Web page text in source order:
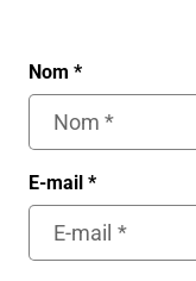
Nom *
E-mail *